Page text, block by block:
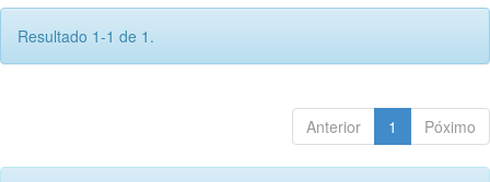
Resultado 1-1 de 1.
Anterior 1 Póximo